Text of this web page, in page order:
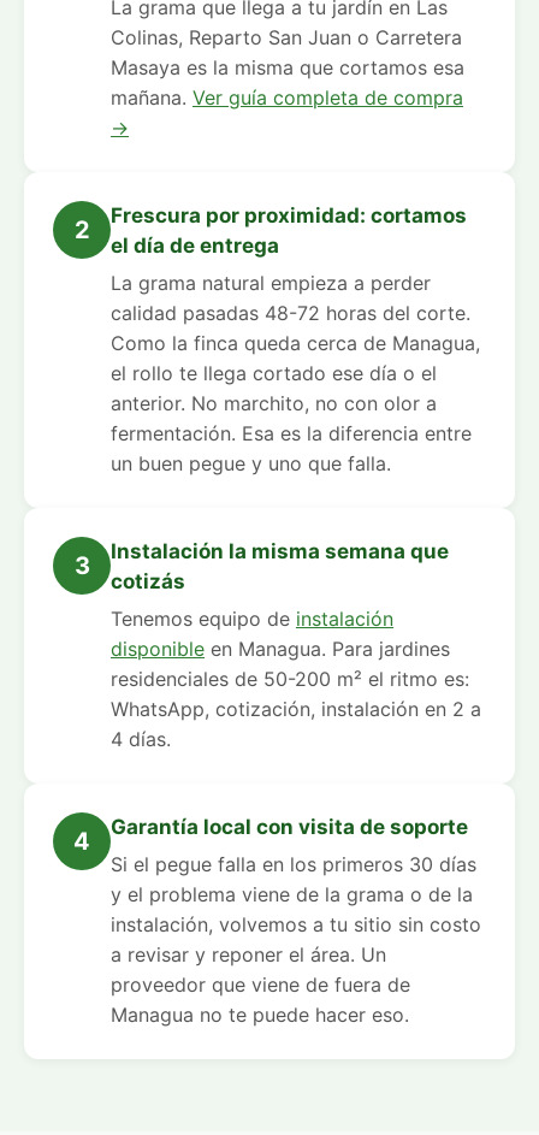
La grama que llega a tu jardín en Las
Colinas, Reparto San Juan o Carretera
Masaya es la misma que cortamos esa
mañana. Ver guía completa de compra
→
2
Frescura por proximidad: cortamos
el día de entrega
La grama natural empieza a perder
calidad pasadas 48-72 horas del corte.
Como la finca queda cerca de Managua,
el rollo te llega cortado ese día o el
anterior. No marchito, no con olor a
fermentación. Esa es la diferencia entre
un buen pegue y uno que falla.
3
Instalación la misma semana que
cotizás
Tenemos equipo de instalación
disponible en Managua. Para jardines
residenciales de 50-200 m² el ritmo es:
WhatsApp, cotización, instalación en 2 a
4 días.
4
Garantía local con visita de soporte
Si el pegue falla en los primeros 30 días
y el problema viene de la grama o de la
instalación, volvemos a tu sitio sin costo
a revisar y reponer el área. Un
proveedor que viene de fuera de
Managua no te puede hacer eso.